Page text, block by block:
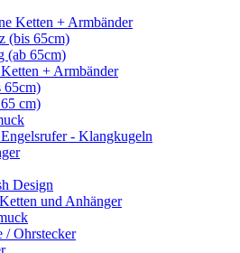
Ketten + Armbänder
(bis 65cm)
(ab 65cm)
+ Armbänder
65cm)
cm)
- Klangkugeln
Design
und Anhänger
/ Ohrstecker